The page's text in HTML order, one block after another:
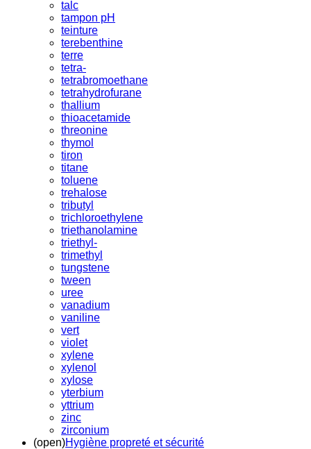
talc
tampon pH
teinture
terebenthine
terre
tetra-
tetrabromoethane
tetrahydrofurane
thallium
thioacetamide
threonine
thymol
tiron
titane
toluene
trehalose
tributyl
trichloroethylene
triethanolamine
triethyl-
trimethyl
tungstene
tween
uree
vanadium
vaniline
vert
violet
xylene
xylenol
xylose
yterbium
yttrium
zinc
zirconium
(open)Hygiène propreté et sécurité